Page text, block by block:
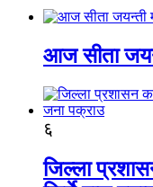
आज सीता
६
जिल्ला